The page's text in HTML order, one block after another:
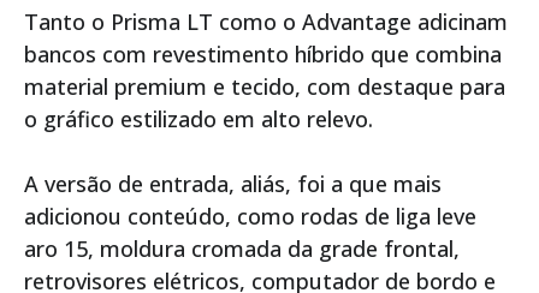
Tanto o Prisma LT como o Advantage adicinam
bancos com revestimento híbrido que combina
material premium e tecido, com destaque para
o gráfico estilizado em alto relevo.
A versão de entrada, aliás, foi a que mais
adicionou conteúdo, como rodas de liga leve
aro 15, moldura cromada da grade frontal,
retrovisores elétricos, computador de bordo e